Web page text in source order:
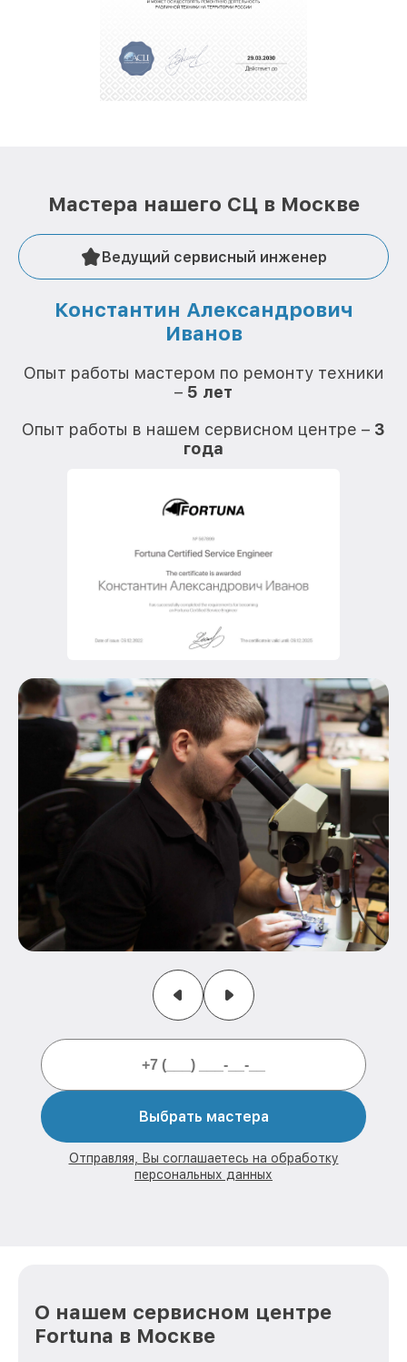
полной сохранности и бесплатно.
положительные отзывы и обрели отличную
репутацию. Мы постоянно совершенствуемся и
Мастера нашего СЦ в Москве
Ведущий сервисный инженер
Константин Александрович
Иванов
Опыт работы мастером по ремонту техники
– 5 лет
Опыт работы в нашем сервисном центре – 3
года
Выбрать мастера
Отправляя, Вы соглашаетесь на обработку
персональных данных
О нашем сервисном центре
Fortuna в Москве